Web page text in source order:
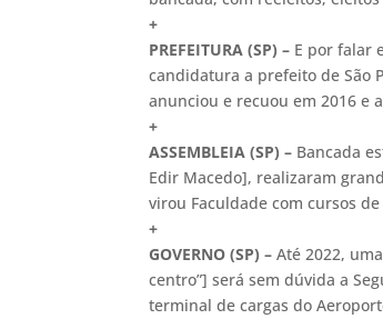
+
PREFEITURA (SP) – E por falar
candidatura a prefeito de São
anunciou e recuou em 2016 e
+
ASSEMBLEIA (SP) – Bancada
Edir Macedo], realizaram
virou Faculdade com cursos
+
GOVERNO (SP) –Até 2022,
centro”] será sem dúvida a
terminal de cargas do